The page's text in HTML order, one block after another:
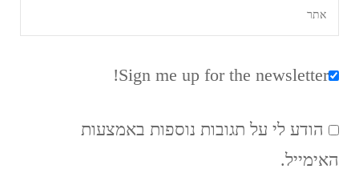
Sign me up for the newsletter!
הודע לי על תגובות נוספות באמצעות
האימייל.